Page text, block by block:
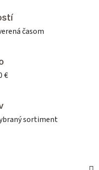
časom
€
sortiment